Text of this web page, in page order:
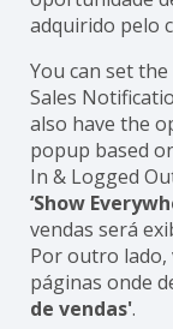
adquirido pelo
You can set
Sales
also have the
popup based
In & Logged
‘Show
vendas será
Por outro lado,
páginas onde
de vendas'.